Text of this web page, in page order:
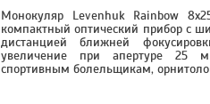
Монокуляр Levenhuk Rainbow
компактный оптический прибор с
дистанцией ближней
увеличение при апертуре 25
спортивным болельщикам,